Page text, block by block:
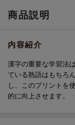
商品説明
内容紹介
漢字の重要な学習法
ている熟語はもちろ
し、このプリントを
的に向上させます。